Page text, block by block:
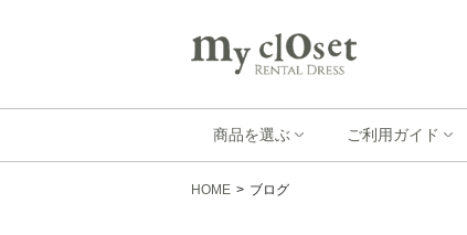
商品を選ぶ ご利用ガイド
HOME > ブログ